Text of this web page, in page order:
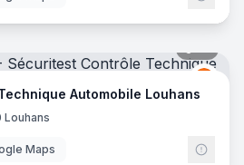
Automobile Louhans
Louhans
Maps